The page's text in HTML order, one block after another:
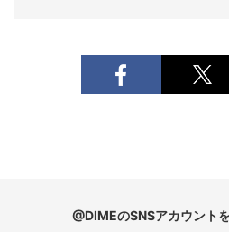
@DIMEのSNSアカウント